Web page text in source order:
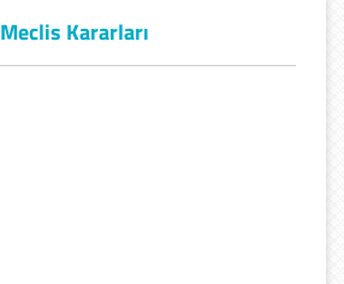
Meclis Kararları